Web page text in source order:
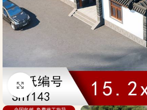
Click to enlarge